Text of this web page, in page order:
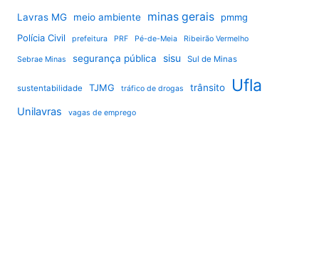
Lavras MG meio ambiente minas gerais
pmmg
Polícia Civil
prefeitura PRF Pé-de-Meia Ribeirão Vermelho
Sebrae Minas segurança pública sisu Sul de Minas
sustentabilidade TJMG tráfico de drogas trânsito Ufla
Unilavras vagas de emprego